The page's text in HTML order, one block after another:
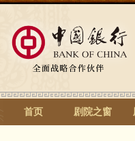
首页 剧院之窗